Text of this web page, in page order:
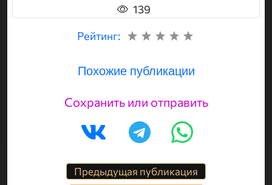
139
Рейтинг:
Похожие публикации
Сохранить или отправить
Предыдущая публикация